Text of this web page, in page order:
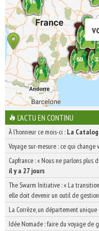
L'ACTU EN CONTINU
À l'honneur ce mois-ci : La
Voyage sur-mesure : ce qui change
Capfrance : « Nous ne parlons
il y a 27 jours
The Swarm Initiative : « La
elle doit devenir un outil de
La Corrèze, un département
Idée Nomade : faire du voyage de